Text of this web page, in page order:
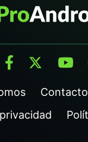
Contacto